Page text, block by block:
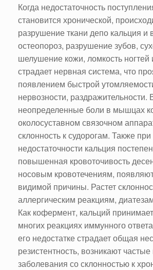
Когда недостаточность
становится хронической,
разрушение ткани депо кальция и
остеопороз, разрушение зубов,
шелушение кожи, ломкость ногтей
страдает нервная система, что
появлением быстрой
нервозности, раздражительности.
неопределенные боли в мышцах
околосуставном связочном
склонность к судорогам. Также при
недостаточности кальция
повышенная кровоточивость
носовым кровотечениям,
видимой причины. Растет
аллергическим реакциям,
Как кофермент, кальций
многих реакциях иммунного
его недостатке страдает общая
резистентность, возникают
заболевания со склонностью к